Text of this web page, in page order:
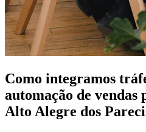
Como integramos
automação de vendas
Alto Alegre dos